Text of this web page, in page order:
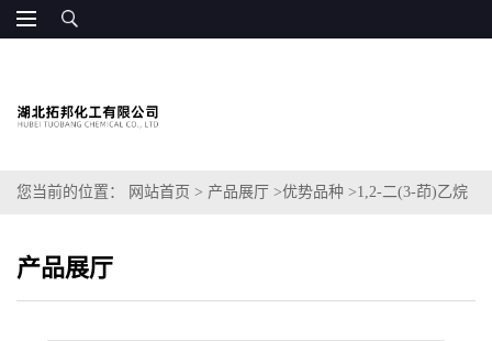
您当前的位置： 网站首页 > 产品展厅 >优势品种 >1,2-二(3-茚)乙烷
产品展厅